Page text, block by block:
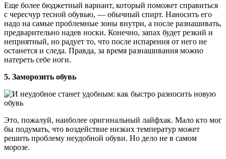
Еще более бюджетный вариант, который поможет справиться
с чересчур тесной обувью, — обычный спирт. Наносить его
надо на самые проблемные зоны внутри, а после разнашивать,
предварительно надев носки. Конечно, запах будет резкий и
неприятный, но радует то, что после испарения от него не
останется и следа. Правда, за время разнашивания можно
натереть себе ноги.
5. Заморозить обувь
Это, пожалуй, наиболее оригинальный лайфхак. Мало кто мог
бы подумать, что воздействие низких температур может
решить проблему неудобной обуви. Но дело не в самом
морозе.